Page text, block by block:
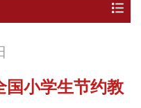
小学生节约教